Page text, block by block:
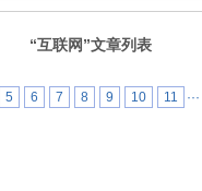
“互联网”文章列表
5 6 7 8 9 10 11 ···